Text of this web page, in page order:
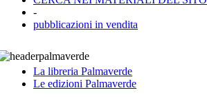
-
pubblicazioni in vendita
La libreria Palmaverde
Le edizioni Palmaverde